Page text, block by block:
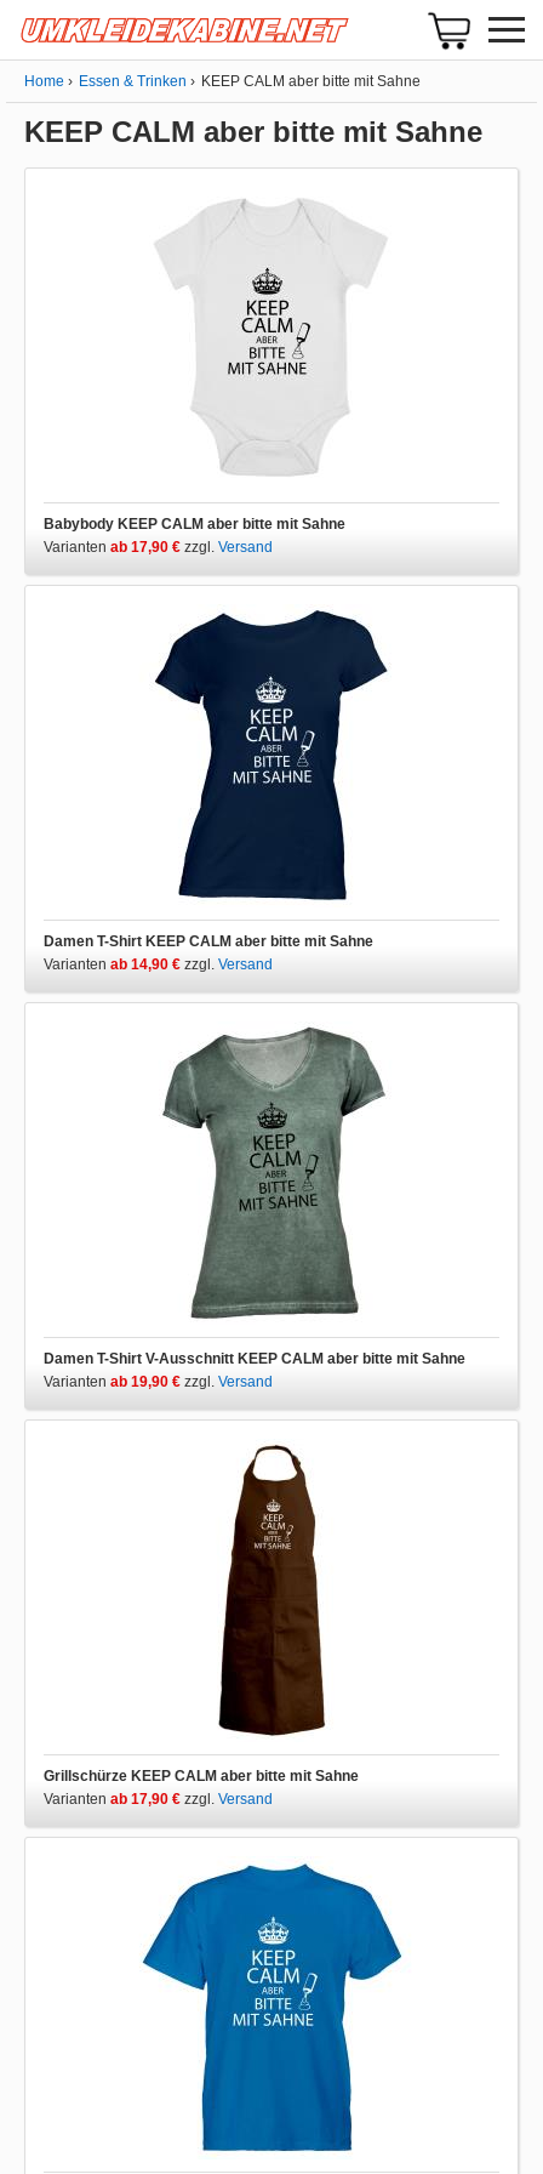
Home Essen & Trinken KEEP CALM aber bitte mit Sahne
KEEP CALM aber bitte mit Sahne
Babybody KEEP CALM aber bitte mit Sahne
Varianten ab 17,90 € zzgl. Versand
Damen T-Shirt KEEP CALM aber bitte mit Sahne
Varianten ab 14,90 € zzgl. Versand
Damen T-Shirt V-Ausschnitt KEEP CALM aber bitte mit Sahne
Varianten ab 19,90 € zzgl. Versand
Grillschürze KEEP CALM aber bitte mit Sahne
Varianten ab 17,90 € zzgl. Versand